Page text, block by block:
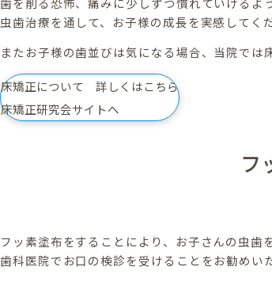
虫歯治療を通して、お子様の成長を実感してく
またお子様の歯並びは気になる場合、当院では
床矯正について 詳しくはこちら
床矯正研究会サイトへ
フ
フッ素塗布をすることにより、お子さんの虫歯
歯科医院でお口の検診を受けることをお勧めい